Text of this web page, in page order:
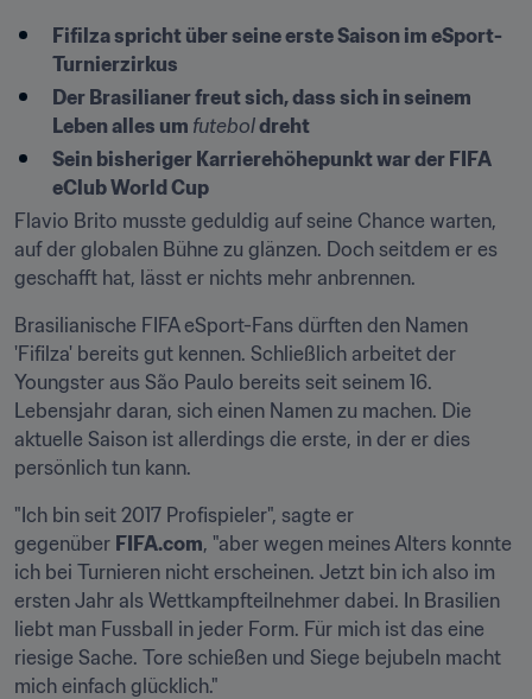
Fifilza spricht über seine erste Saison im eSport-
Turnierzirkus
Der Brasilianer freut sich, dass sich in seinem
Leben alles um futebol dreht
Sein bisheriger Karrierehöhepunkt war der FIFA
eClub World Cup
Flavio Brito musste geduldig auf seine Chance warten,
auf der globalen Bühne zu glänzen. Doch seitdem er es
geschafft hat, lässt er nichts mehr anbrennen.
Brasilianische FIFA eSport-Fans dürften den Namen
'Fifilza' bereits gut kennen. Schließlich arbeitet der
Youngster aus São Paulo bereits seit seinem 16.
Lebensjahr daran, sich einen Namen zu machen. Die
aktuelle Saison ist allerdings die erste, in der er dies
persönlich tun kann.
"Ich bin seit 2017 Profispieler", sagte er
gegenüber FIFA.com, "aber wegen meines Alters konnte
ich bei Turnieren nicht erscheinen. Jetzt bin ich also im
ersten Jahr als Wettkampfteilnehmer dabei. In Brasilien
liebt man Fussball in jeder Form. Für mich ist das eine
riesige Sache. Tore schießen und Siege bejubeln macht
mich einfach glücklich."